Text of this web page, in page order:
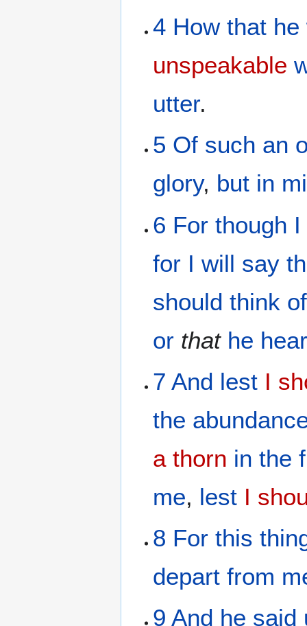
4 How that he
unspeakable
utter.
5 Of such an
glory, but in
6 For though
for I will say
should think of
or that he
7 And lest I
the
a thorn in the
me, lest I
8 For this
depart from
9 And he said